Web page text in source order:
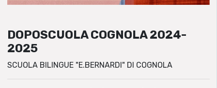
DOPOSCUOLA COGNOLA 2024-
2025
SCUOLA BILINGUE "E.BERNARDI" DI COGNOLA